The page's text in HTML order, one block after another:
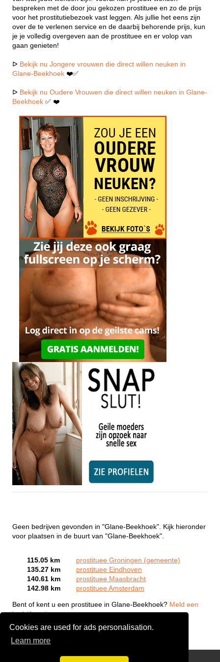
Cookies are used for ads personalisation.
Learn more
bespreken met de door jou gekozen prostituee en zo de prijs
voor het prostitutiebezoek vast leggen. Als jullie het eens zijn
over de te verlenen service en de daarbij behorende prijs, kun
je je volledig overgeven aan de prostituee en er volop van
gaan genieten!
ᐅ Bekijk nu Jongere vrouwen die direct willen neuken in
Glane-Beekhoek ❤️✅
ᐅ Bekijk nu Oudere Vrouwen die direct willen neuken in Glane-
Beekhoek ✅ ❤️
Geen bedrijven gevonden in "Glane-Beekhoek". Kijk hieronder
voor plaatsen in de buurt van "Glane-Beekhoek".
115.05 km
prostituee Groningen (gemeente)
135.27 km
prostituee Eindhoven
140.61 km
prostituee Maasbracht
142.98 km
prostituee Amsterdam
Bent of kent u een prostituee in Glane-Beekhoek? Meld een
bedrijf gratis aan